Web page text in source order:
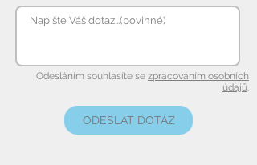
Odesláním souhlasíte se zpracováním osobních
údajů.
ODESLAT DOTAZ